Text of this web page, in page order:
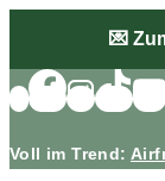
Inhalt
💌
Voll im Trend: